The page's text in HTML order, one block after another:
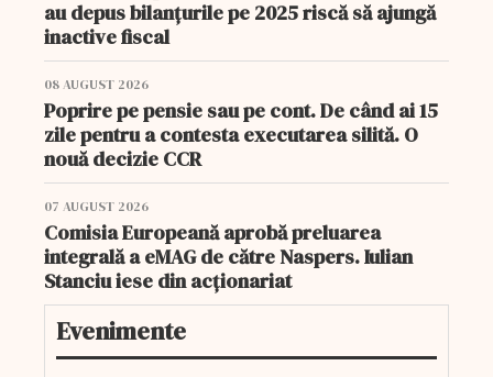
au depus bilanțurile pe 2025 riscă să ajungă
inactive fiscal
08 AUGUST 2026
Poprire pe pensie sau pe cont. De când ai 15
zile pentru a contesta executarea silită. O
nouă decizie CCR
07 AUGUST 2026
Comisia Europeană aprobă preluarea
integrală a eMAG de către Naspers. Iulian
Stanciu iese din acționariat
Evenimente